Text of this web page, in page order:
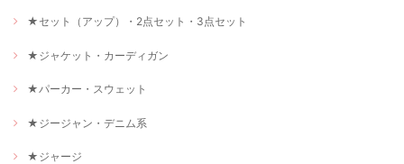
★セット（アップ）・2点セット・3点セット
★ジャケット・カーディガン
★パーカー・スウェット
★ジージャン・デニム系
★ジャージ